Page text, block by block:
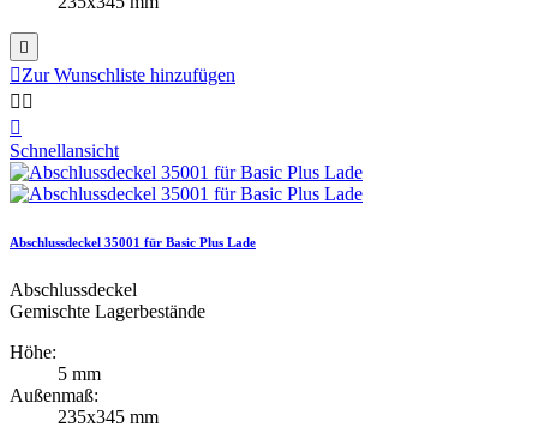

Zur Wunschliste hinzufügen
 

Schnellansicht
Abschlussdeckel 35001 für Basic Plus Lade
Abschlussdeckel
Gemischte Lagerbestände
Höhe:
5 mm
Außenmaß:
235x345 mm